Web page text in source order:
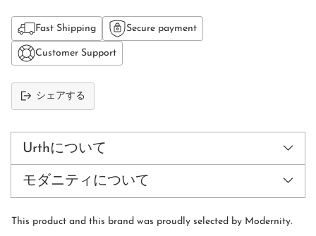
Fast Shipping Secure payment
Customer Support
シェアする
ー
追
Urthについて
モダニティについて
This product and this brand was proudly selected by Modernity.